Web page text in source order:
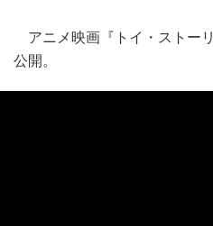
アニメ映画『トイ・ストー
公開。